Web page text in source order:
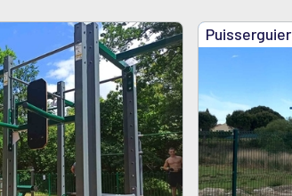
Puisserguier